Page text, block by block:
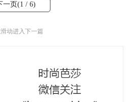
一页(1 / 6)
动进入下一篇